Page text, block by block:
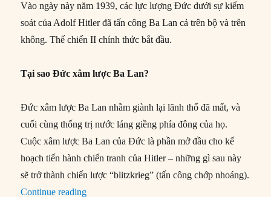
Vào ngày này năm 1939, các lực lượng Đức dưới sự kiểm
soát của Adolf Hitler đã tấn công Ba Lan cả trên bộ và trên
không. Thế chiến II chính thức bắt đầu.
Tại sao Đức xâm lược Ba Lan?
Đức xâm lược Ba Lan nhằm giành lại lãnh thổ đã mất, và
cuối cùng thống trị nước láng giềng phía đông của họ.
Cuộc xâm lược Ba Lan của Đức là phần mở đầu cho kế
hoạch tiến hành chiến tranh của Hitler – những gì sau này
sẽ trở thành chiến lược “blitzkrieg” (tấn công chớp nhoáng).
Continue reading“01/09/1939: Đức xâm lược Ba Lan”